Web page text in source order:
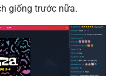
giống trước nữa.